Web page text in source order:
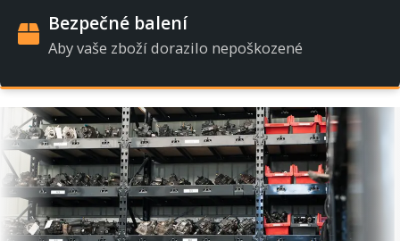
Bezpečné balení
Aby vaše zboží dorazilo nepoškozené